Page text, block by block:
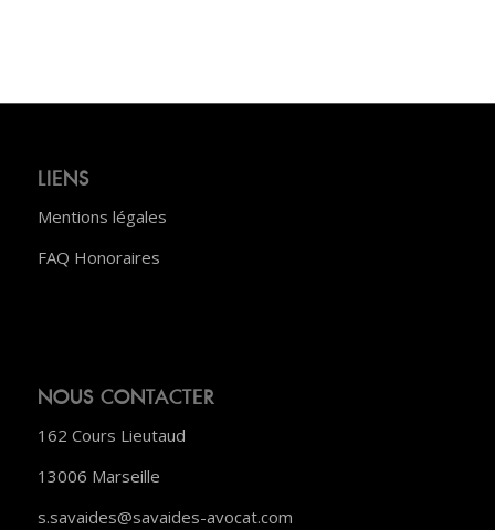
LIENS
Mentions légales
FAQ Honoraires
NOUS CONTACTER
162 Cours Lieutaud
13006 Marseille
s.savaides@savaides-avocat.com